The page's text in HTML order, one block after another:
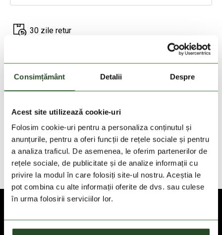
Consimțământ Detalii Despre
Acest site utilizează cookie-uri
Folosim cookie-uri pentru a personaliza conținutul și
anunțurile, pentru a oferi funcții de rețele sociale și pentru
a analiza traficul. De asemenea, le oferim partenerilor de
rețele sociale, de publicitate și de analize informații cu
privire la modul în care folosiți site-ul nostru. Aceștia le
pot combina cu alte informații oferite de dvs. sau culese
în urma folosirii serviciilor lor.
DESCRIEREA PRODUSULUI
DETALII PRODUS
TEHNOLOGII
30 zile retur
Livrare gratuita la comenzi cu valoare de peste